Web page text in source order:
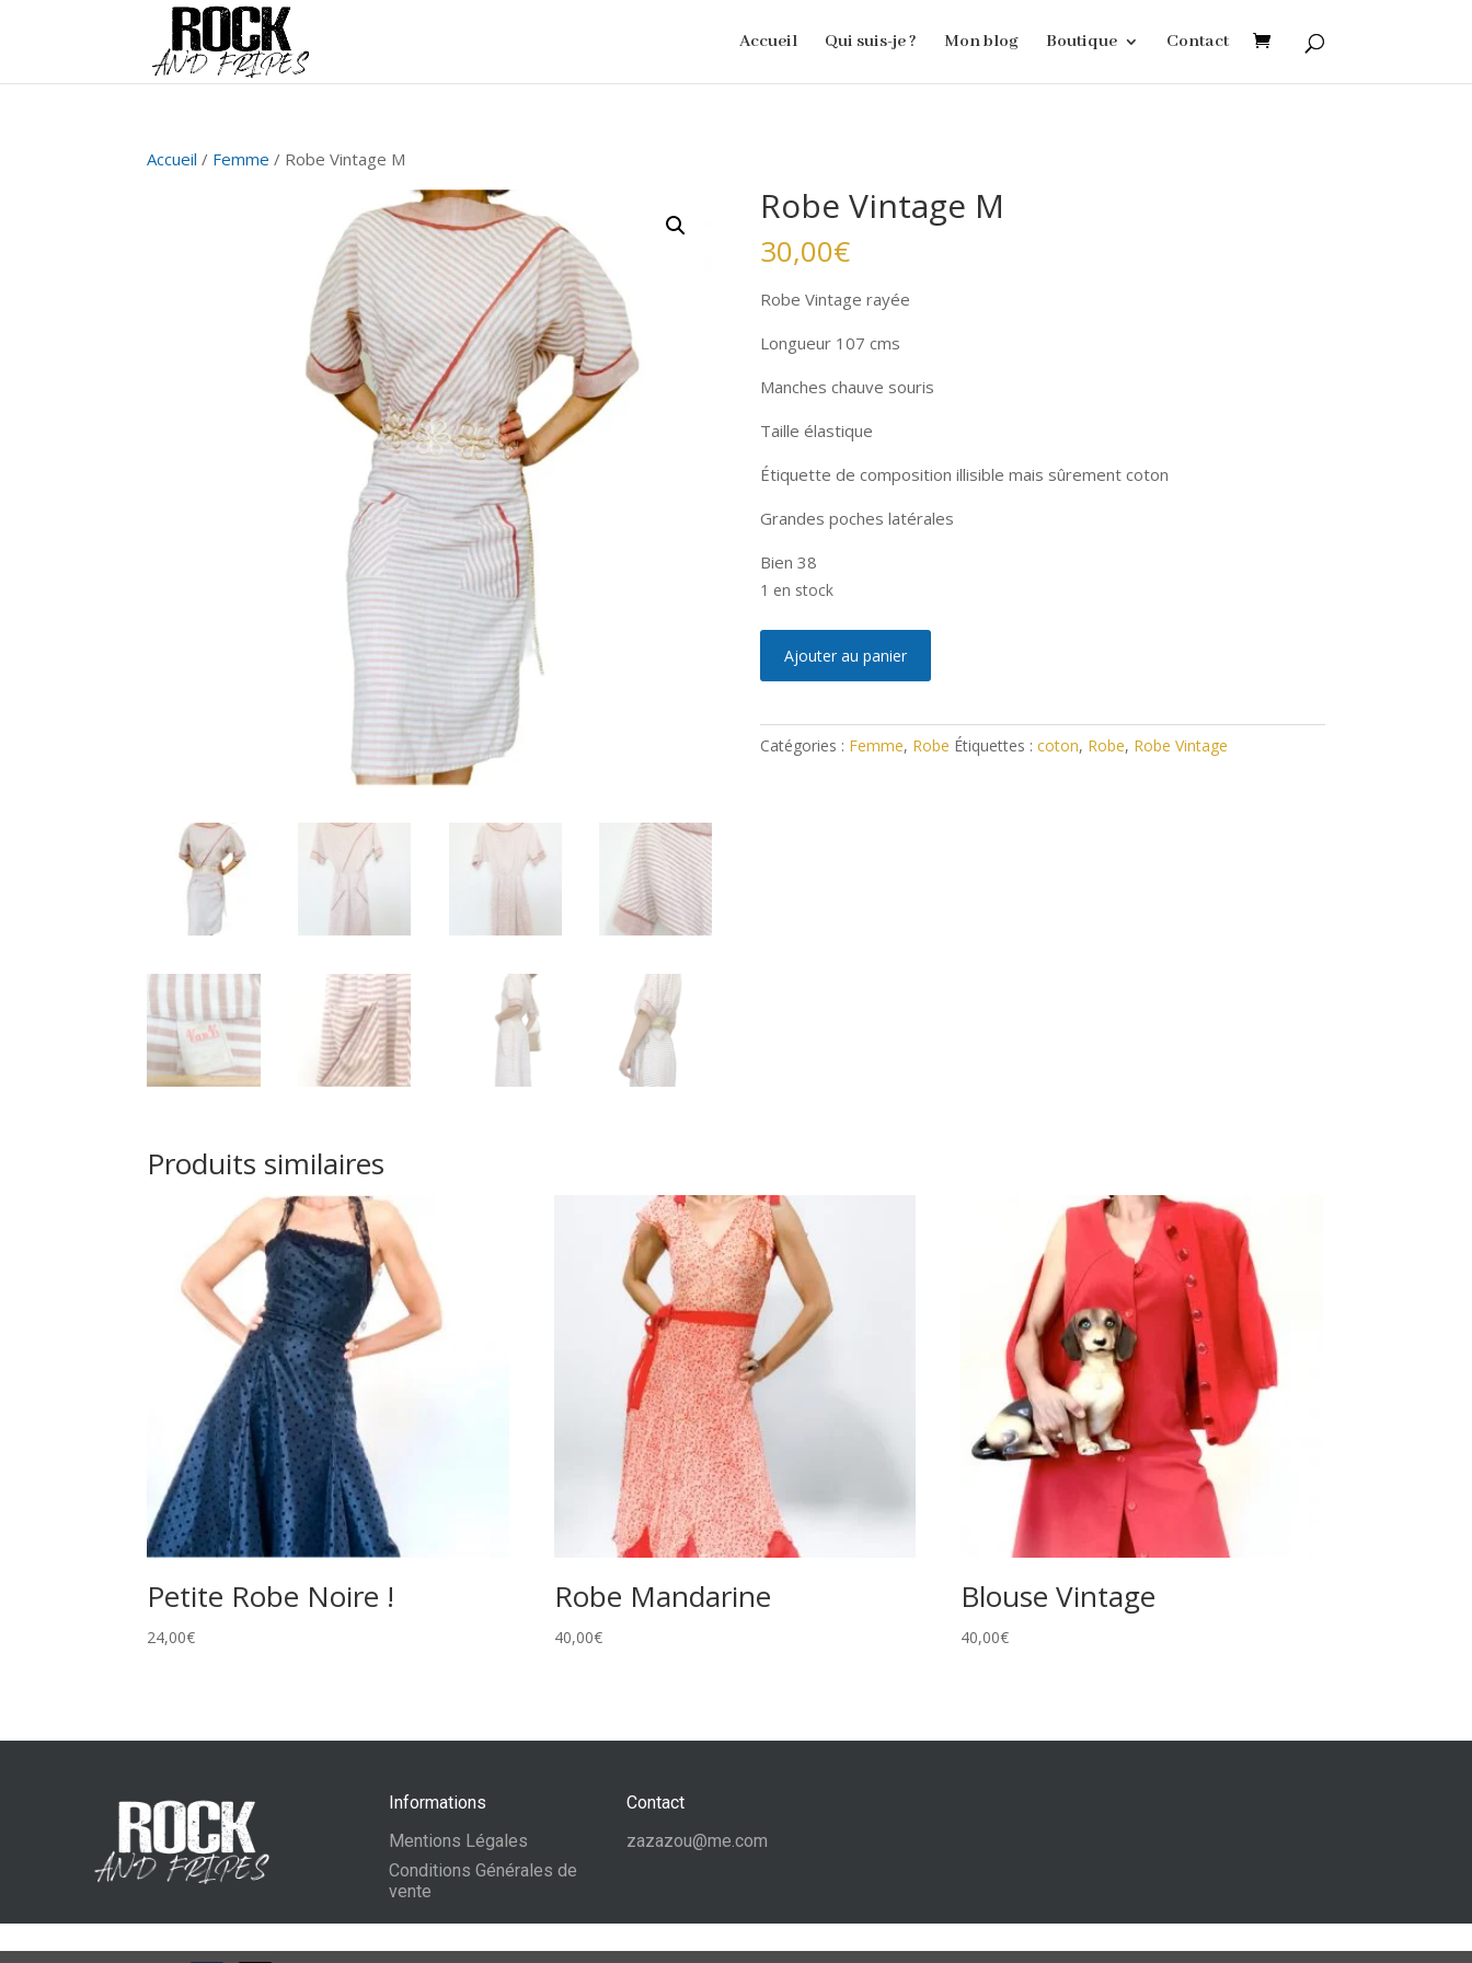
Accueil Qui suis-je ? Mon blog Boutique Contact
Accueil / Femme / Robe Vintage M
Robe Vintage M
30,00€
Robe Vintage rayée
Longueur 107 cms
Manches chauve souris
Taille élastique
Étiquette de composition illisible mais sûrement coton
Grandes poches latérales
Bien 38
1 en stock
Vintage
M
Ajouter au panier
e
r
Catégories : Femme, Robe Étiquettes : coton, Robe, Robe Vintage
Produits similaires
Petite Robe Noire !
24,00€
Robe Mandarine
40,00€
Blouse Vintage
40,00€
Informations
Mentions Légales
Conditions Générales de
vente
Contact
zazazou@me.com